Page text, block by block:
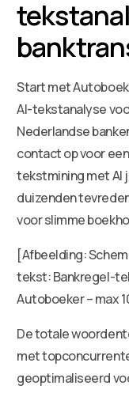
Start met
AI-tekstanalyse
Nederlandse
contact op voor
tekstmining met AI
duizenden
voor slimme
[Afbeelding:
tekst: Bankregel-
Autoboeker – max
De totale
met
geoptimaliseerd